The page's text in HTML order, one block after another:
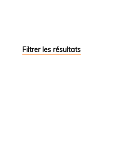
Filtrer les résultats